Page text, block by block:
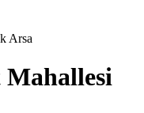
Arsa
Mahallesi